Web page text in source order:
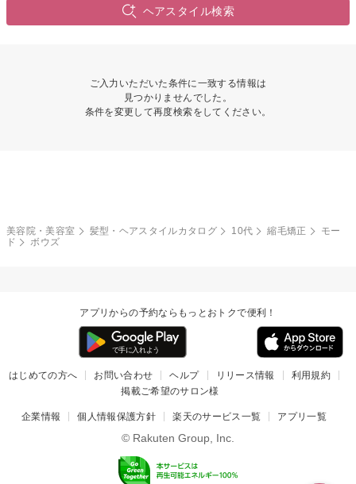
ヘアスタイル検索
ご入力いただいた条件に一致する情報は
見つかりませんでした。
条件を変更して再度検索をしてください。
美容院・美容室 髪型・ヘアスタイルカタログ 10代 縮毛矯正
モー
ド
ボウズ
アプリからの予約ならもっとおトクで便利！
はじめての方へ お問い合わせ ヘルプ リリース情報
利用規約
掲載ご希望のサロン様
企業情報 個人情報保護方針 楽天のサービス一覧 アプリ一覧
© Rakuten Group, Inc.